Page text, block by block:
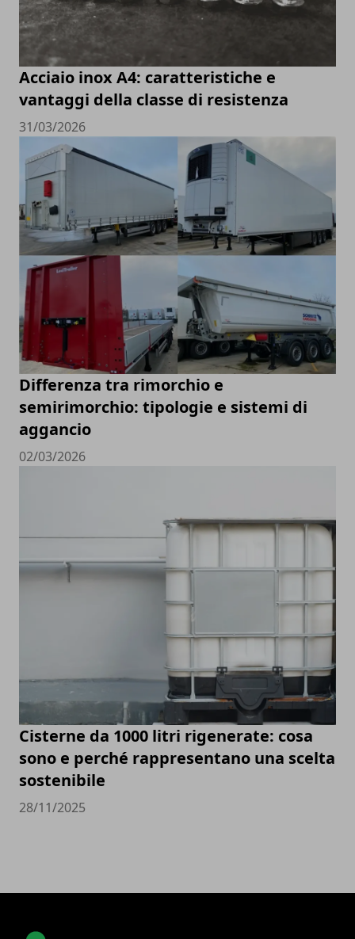
Acciaio inox A4: caratteristiche e
vantaggi della classe di resistenza
31/03/2026
Differenza tra rimorchio e
semirimorchio: tipologie e sistemi di
aggancio
02/03/2026
Cisterne da 1000 litri rigenerate: cosa
sono e perché rappresentano una scelta
sostenibile
28/11/2025